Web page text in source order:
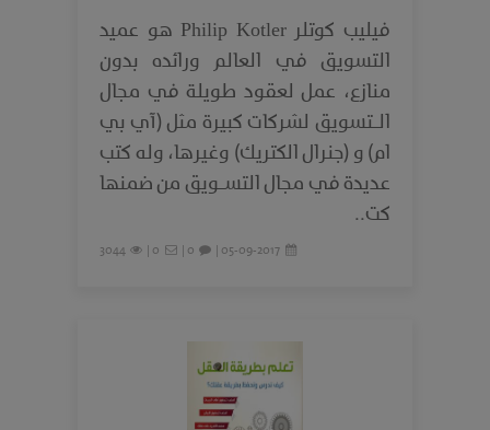
فيليب كوتلر Philip Kotler هو عميد
التسويق في العالم ورائده بدون
منازع، عمل لعقود طويلة في مجال
الـتسويق لشركات كبيرة مثل (آي بي
ام) و (جنرال الكتريك) وغيرها، وله كتب
عديدة في مجال التسـويق من ضمنها
كت..
05-09-2017 |
0 |
0 |
3044